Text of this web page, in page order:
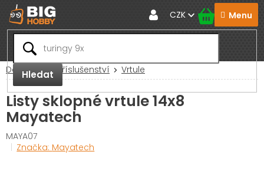
Přejít
na
obsah
Hledat
CZK
Domů RC Příslušenství Vrtule
Listy sklopné vrtule 14x8
Mayatech
MAYA07
Značka: Mayatech